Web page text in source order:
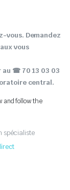
vous. Demandez
vous
au ☎ 70 13 03 03
central.
and follow the
spécialiste